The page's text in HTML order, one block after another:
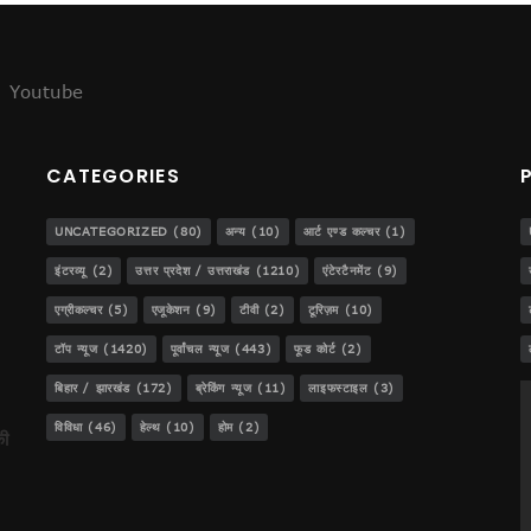
बनना!
Youtube
CATEGORIES
UNCATEGORIZED (80) अन्य (10) आर्ट एण्ड कल्चर(1)
इंटरव्यू (2) उत्तर प्रदेश / उत्तराखंड (1210) एंटेरटैनमेंट (9)
एग्रीकल्चर(5) एजूकेशन (9) टीवी(2) टूरिज़म (10)
टॉप न्यूज(1420) पूर्वांचल न्यूज(443) फूड कोर्ट (2)
बिहार / झारखंड (172) ब्रेकिंग न्यूज(11) लाइफस्टाइल (3)
विविधा(46) हेल्थ (10) होम(2)